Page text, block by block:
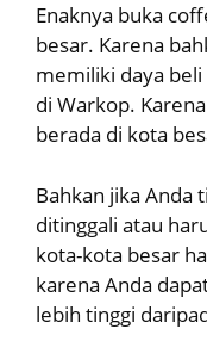
Enaknya buka
besar. Karena
memiliki daya
di Warkop.
berada di kota
Bahkan jika
ditinggali atau
kota-kota besar
karena Anda
lebih tinggi